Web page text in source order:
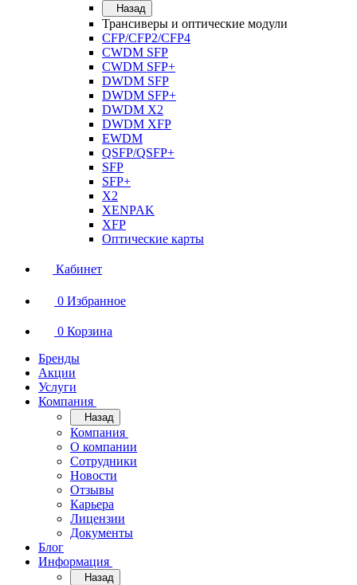
Назад
Трансиверы и оптические модули
CFP/CFP2/CFP4
CWDM SFP
CWDM SFP+
DWDM SFP
DWDM SFP+
DWDM X2
DWDM XFP
EWDM
QSFP/QSFP+
SFP
SFP+
X2
XENPAK
XFP
Оптические карты
Кабинет
0 Избранное
0 Корзина
Бренды
Акции
Услуги
Компания
Назад
Компания
О компании
Сотрудники
Новости
Отзывы
Карьера
Лицензии
Документы
Блог
Информация
Назад